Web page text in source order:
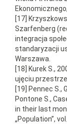
[17]
Szarfenberg
integracja
standaryzacji
Warszawa.
[18] Kurek S.,
ujęciu
[19] Pennec S.,
Pontone S.,
in their last
„Population”,